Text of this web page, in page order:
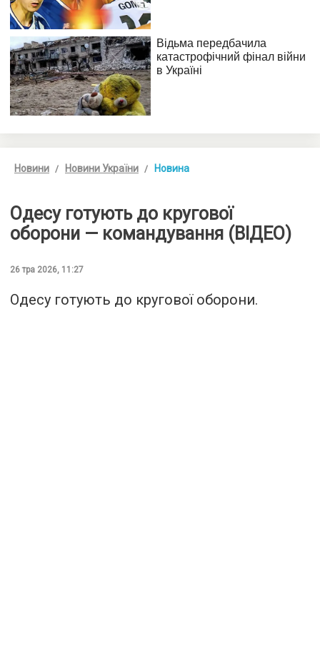
Новини Новини України Новина
Одесу готують до кругової
оборони — командування (ВІДЕО)
26 тра 2026, 11:27
Одесу готують до кругової оборони.